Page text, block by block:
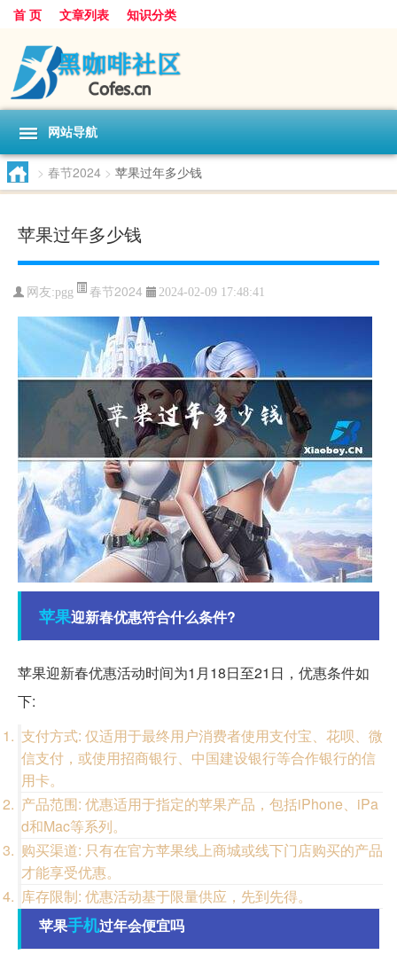
首 页 文章列表 知识分类
网站导航
> 春节2024 > 苹果过年多少钱
苹果过年多少钱
网友:pgg 春节2024 2024-02-09 17:48:41
苹果迎新春优惠符合什么条件?
苹果迎新春优惠活动时间为1月18日至21日，优惠条件如
下:
支付方式: 仅适用于最终用户消费者使用支付宝、花呗、微
信支付，或使用招商银行、中国建设银行等合作银行的信
用卡。
产品范围: 优惠适用于指定的苹果产品，包括iPhone、iPa
d和Mac等系列。
购买渠道: 只有在官方苹果线上商城或线下门店购买的产品
才能享受优惠。
库存限制: 优惠活动基于限量供应，先到先得。
苹果手机过年会便宜吗